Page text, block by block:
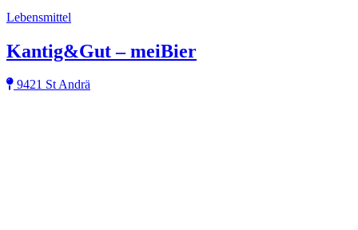
Lebensmittel
Kantig&Gut – meiBier
9421 St Andrä